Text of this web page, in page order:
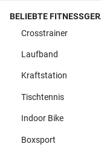
BELIEBTE
Crosstrainer
Laufband
Kraftstation
Tischtennis
Indoor Bike
Boxsport